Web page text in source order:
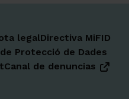
legalDirectiva MiFID
Protecció de Dades
Canal de denuncias